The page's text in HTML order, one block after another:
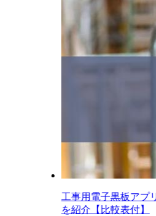
工事用電子黒板アプ
を紹介【比較表付】